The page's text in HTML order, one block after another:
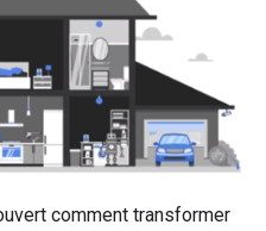
comment transformer